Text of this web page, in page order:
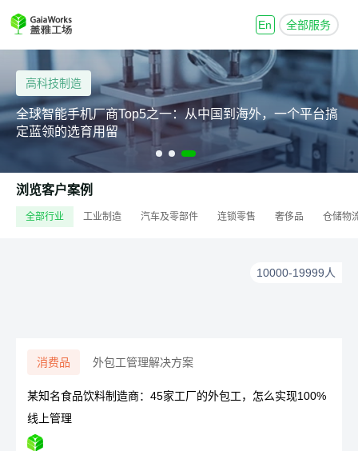
En 全部服务
高科技制造
全球智能手机厂商Top5之一：从中国到海外，一个平台搞
定蓝领的选育用留
浏览客户案例
全部行业 工业制造 汽车及零部件 连锁零售 奢侈品 仓储物
10000-19999人
消费品 外包工管理解决方案
某知名食品饮料制造商：45家工厂的外包工，怎么实现100%
线上管理